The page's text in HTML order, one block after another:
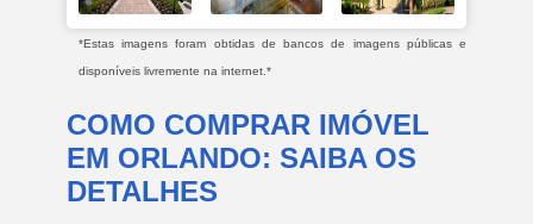
*Estas imagens foram obtidas de bancos de imagens públicas e
disponíveis livremente na internet.*
COMO COMPRAR IMÓVEL
EM ORLANDO: SAIBA OS
DETALHES